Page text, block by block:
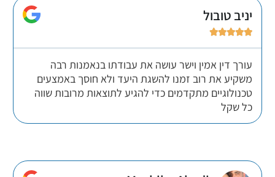
יניב טובול





עורך דין אמין וישר עושה את עבודתו בנאמנות רבה
משקיע את רוב זמנו להשגת היעד ולא חוסך באמצעים
טכנולוגיים מתקדמים כדי להגיע לתוצאות מרובות שווה
כל שקל